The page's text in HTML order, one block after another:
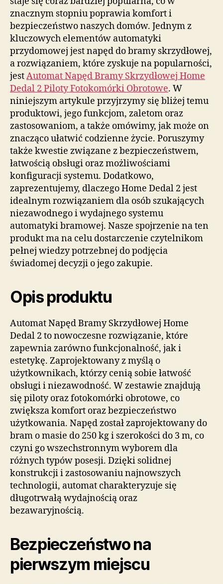
znacznym stopniu poprawia komfort i
bezpieczeństwo naszych domów. Jednym z
kluczowych elementów automatyki
przydomowej jest napęd do bramy skrzydłowej,
a rozwiązaniem, które zyskuje na popularności,
jestAutomat Napęd Bramy Skrzydłowej Home
Dedal 2 Piloty Fotokomórki Obrotowe. W
niniejszym artykule przyjrzymy się bliżej temu
produktowi, jego funkcjom, zaletom oraz
zastosowaniom, a także omówimy, jak może on
znacząco ułatwić codzienne życie. Poruszymy
także kwestie związane z bezpieczeństwem,
łatwością obsługi oraz możliwościami
konfiguracji systemu. Dodatkowo,
zaprezentujemy, dlaczego Home Dedal 2 jest
idealnym rozwiązaniem dla osób szukających
niezawodnego i wydajnego systemu
automatyki bramowej. Nasze spojrzenie na ten
produkt ma na celu dostarczenie czytelnikom
pełnej wiedzy potrzebnej do podjęcia
świadomej decyzji o jego zakupie.
Opis produktu
Automat Napęd Bramy Skrzydłowej Home
Dedal 2 to nowoczesne rozwiązanie, które
zapewnia zarówno funkcjonalność, jak i
estetykę. Zaprojektowany z myślą o
użytkownikach, którzy cenią sobie łatwość
obsługi i niezawodność. W zestawie znajdują
się piloty oraz fotokomórki obrotowe, co
zwiększa komfort oraz bezpieczeństwo
użytkowania. Napęd został zaprojektowany do
bram o masie do 250 kg i szerokości do 3 m, co
czyni go wszechstronnym wyborem dla
różnych typów posesji. Dzięki solidnej
konstrukcji i zastosowaniu najnowszych
technologii, automat charakteryzuje się
długotrwałą wydajnością oraz
bezawaryjnością.
Bezpieczeństwo na
pierwszym miejscu